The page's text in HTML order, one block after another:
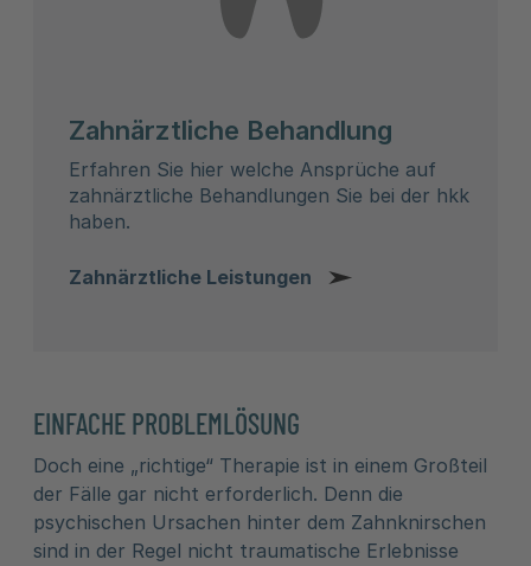
Zahnärztliche Behandlung
Erfahren Sie hier welche Ansprüche auf
zahnärztliche Behandlungen Sie bei der hkk
haben.
Zahnärztliche Leistungen
EINFACHE PROBLEMLÖSUNG
Doch eine „richtige“ Therapie ist in einem Großteil
der Fälle gar nicht erforderlich. Denn die
psychischen Ursachen hinter dem Zahnknirschen
sind in der Regel nicht traumatische Erlebnisse